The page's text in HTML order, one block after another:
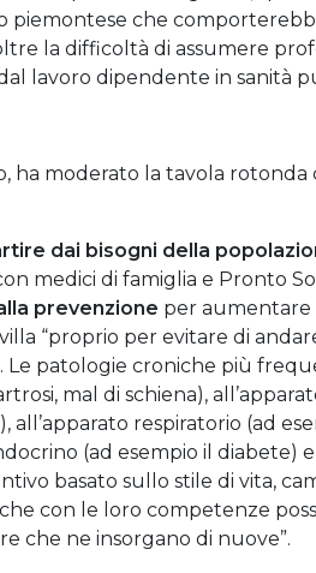
piemontese che
la difficoltà di assumere
lavoro dipendente in sanità
ha moderato la tavola rotonda
dai bisogni della
medici di famiglia e Pronto
prevenzione per aumentare
“proprio per evitare di
patologie croniche più
mal di schiena),
respiratorio (ad
(ad esempio il diabete)
basato sullo stile di vita,
con le loro competenze
che ne insorgano di nuove”.